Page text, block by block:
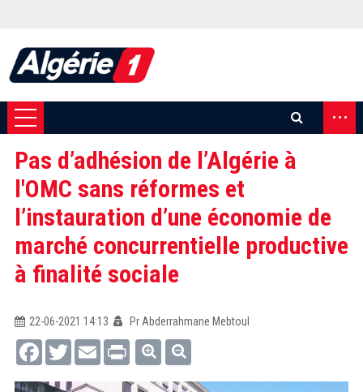
...
Pas d’adhésion de l’Algérie à
l'OMC sans réformes et
l’instauration d’une économie de
marché concurrentielle productive
à finalité sociale
22-06-2021 14:13
Pr Abderrahmane Mebtoul
FacebookTwitterEmail Print